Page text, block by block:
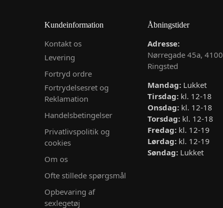
Kundeinformation
Kontakt os
Levering
Fortryd ordre
Fortrydelsesret og
Reklamation
Handelsbetingelser
Privatlivspolitik og
cookies
Om os
Ofte stillede spørgsmål
Opbevaring af
sexlegetøj
Åbningstider
Adresse:
Nørregade 45a, 4100
Ringsted
Mandag:Lukket
Tirsdag:kl. 12-18
Onsdag:kl. 12-18
Torsdag:kl. 12-18
Fredag:kl. 12-19
Lørdag:kl. 12-19
Søndag:Lukket